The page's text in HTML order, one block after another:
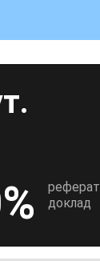
реферат
доклад